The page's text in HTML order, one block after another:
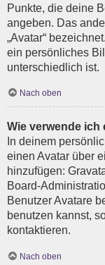
Punkte, die deine
angeben. Das
„Avatar“
ein persönliches
unterschiedlich ist.
Nach oben
Wie verwende ich
In deinem
einen Avatar über
hinzufügen:
Board-
Benutzer Avatare
benutzen kannst,
kontaktieren.
Nach oben